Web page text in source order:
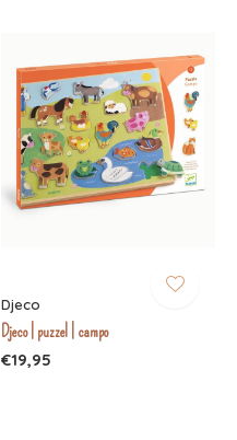
Djeco
Djeco | puzzel | campo
€19,95